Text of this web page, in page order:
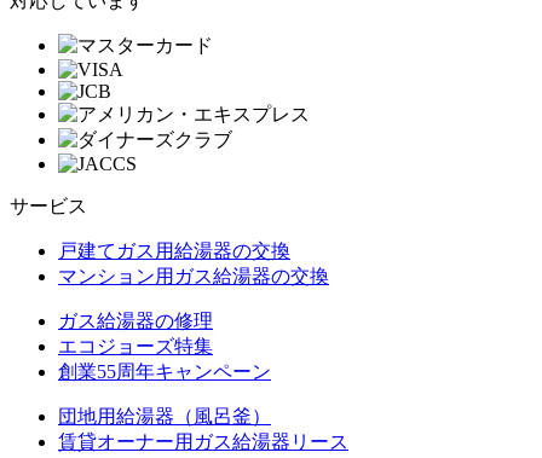
サービス
戸建てガス用給湯器の交換
マンション用ガス給湯器の交換
ガス給湯器の修理
エコジョーズ特集
創業55周年キャンペーン
団地用給湯器（風呂釜）
賃貸オーナー用ガス給湯器リース